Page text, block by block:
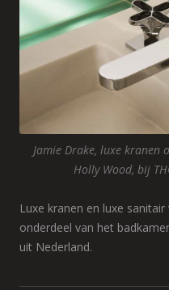
Jamie Drake, luxe kranen
Holly Wood, bij
Luxe kranen en luxe
onderdeel van het
uit Nederland.